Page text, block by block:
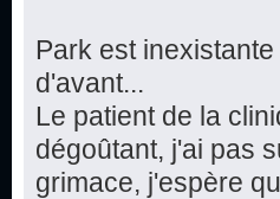
Park est
d'avant...
Le patient de la
dégoûtant, j'ai pas
grimace, j'espère